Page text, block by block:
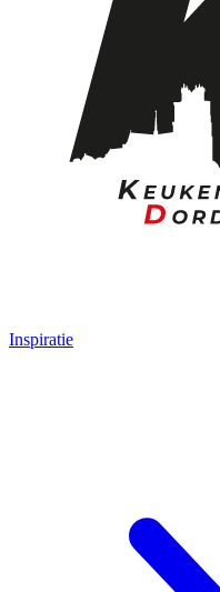
Inspiratie